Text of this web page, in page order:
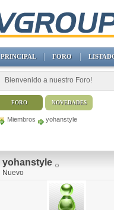
Miembros yohanstyle
yohanstyle
Nuevo
PRINCIPAL FORO
Bienvenido a nuestro Foro!
FORO NOVEDADES